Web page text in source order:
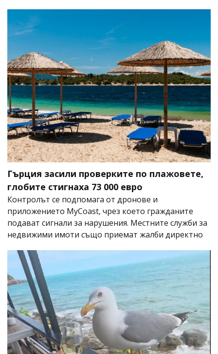
Гърция засили проверките по плажовете,
глобите стигнаха 73 000 евро
Контролът се подпомага от дронове и
приложението MyCoast, чрез което гражданите
подават сигнали за нарушения. Местните служби за
недвижими имоти също приемат жалби директно